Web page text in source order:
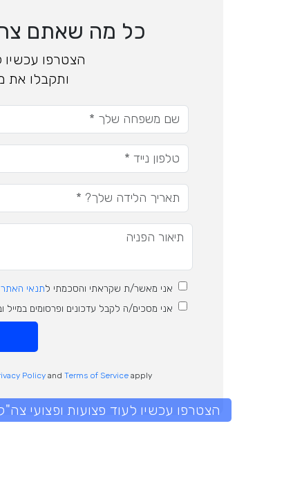
כל מה שאתם
הצטרפו עכשיו
ותקבלו
אני מאשר/ת שקראתי והסכמתי לתנאי האתר
אני מסכים/ה לקבל עדכונים ופרסומים במייל
Policy and Terms of Service apply.
הצטרפו עכשיו לעוד פצועות ופצועי